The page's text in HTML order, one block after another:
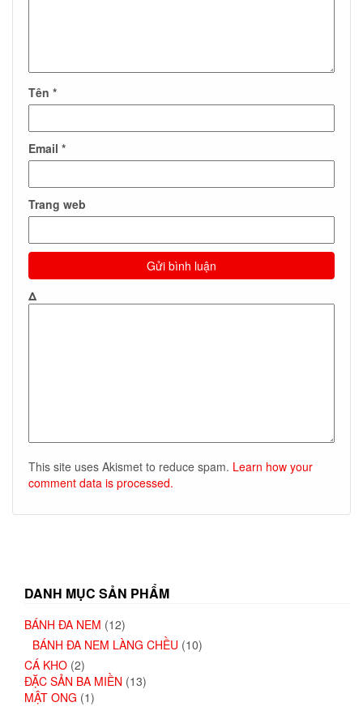
Tên *
Email *
Trang web
Δ
This site uses Akismet to reduce spam. Learn how your
comment data is processed.
DANH MỤC SẢN PHẨM
BÁNH ĐA NEM (12)
BÁNH ĐA NEM LÀNG CHỀU (10)
CÁ KHO (2)
ĐẶC SẢN BA MIỀN (13)
MẬT ONG (1)